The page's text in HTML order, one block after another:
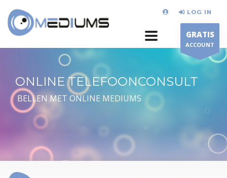
LOG IN
GRATIS
ACCOUNT
ONLINE TELEFOONCONSULT
BELLEN MET ONLINE MEDIUMS